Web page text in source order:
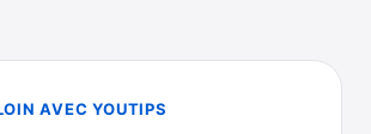
AVEC YOUTIPS